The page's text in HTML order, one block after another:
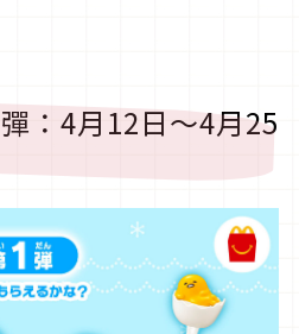
：4月12日～4月25